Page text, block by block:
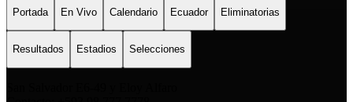
Portada En Vivo Calendario Ecuador Eliminatorias
Resultados Estadios Selecciones